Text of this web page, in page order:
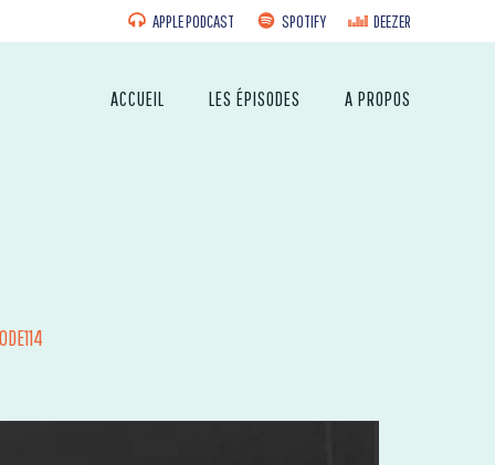
APPLE PODCAST SPOTIFY DEEZER
ACCUEIL LES ÉPISODES A PROPOS